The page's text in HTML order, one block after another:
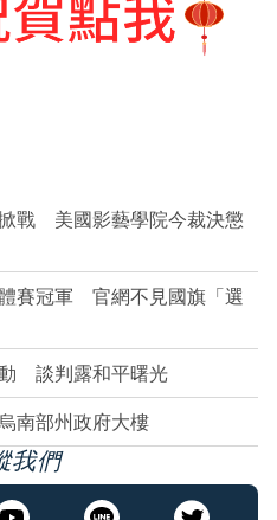
戰 美國影藝學院今裁決懲
賽冠軍 官網不見國旗「選
談判露和平曙光
南部州政府大樓
我們